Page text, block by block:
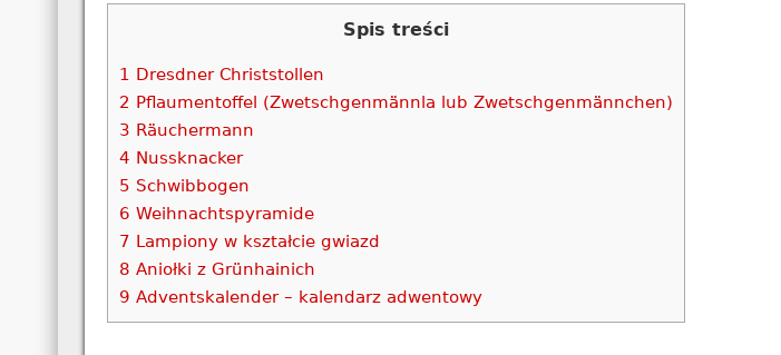
Spis treści
1 Dresdner Christstollen
2 Pflaumentoffel (Zwetschgenmännla lub Zwetschgenmännchen)
3 Räuchermann
4 Nussknacker
5 Schwibbogen
6 Weihnachtspyramide
7 Lampiony w kształcie gwiazd
8 Aniołki z Grünhainich
9 Adventskalender – kalendarz adwentowy